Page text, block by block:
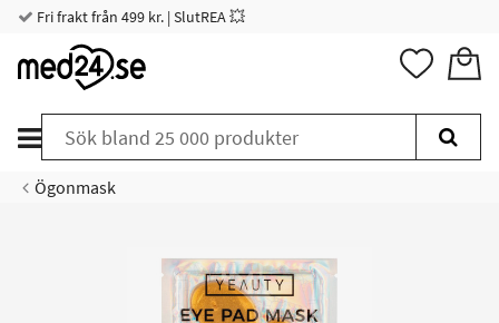
Fri frakt från 499 kr. | SlutREA 💥
Ögonmask